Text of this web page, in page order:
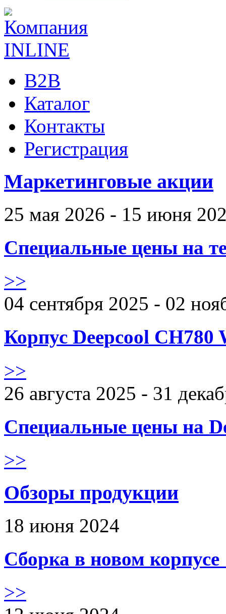
B2B
Каталог
Контакты
Регистрация
Маркетинговые акции
25 мая 2026 - 15 июня
Специальные цены на
>>
04 сентября 2025 - 02
Корпус Deepcool CH780
>>
26 августа 2025 - 31
Специальные цены на
>>
Обзоры продукции
18 июня 2024
Сборка в новом
>>